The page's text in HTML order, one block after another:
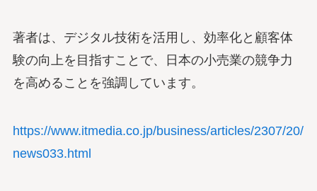
著者は、デジタル技術を活用し、効率化と顧客体
験の向上を目指すことで、日本の小売業の競争力
を高めることを強調しています。
https://www.itmedia.co.jp/business/articles/2307/20/
news033.html